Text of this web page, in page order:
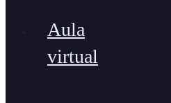
Aula
virtual